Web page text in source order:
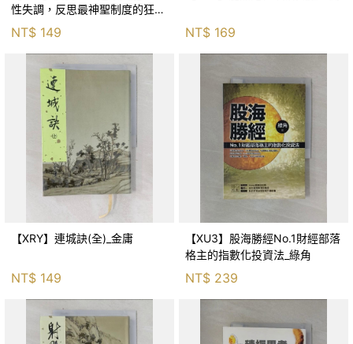
性失調，反思最神聖制度的狂亂
NT$ 149 NT$ 169
【XRY】連城訣(全)_金庸
NT$ 149
【XU3】股海勝經No.1財經部落
格主的指數化投資法_綠角
NT$ 239